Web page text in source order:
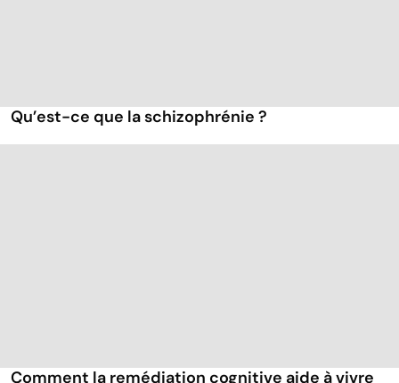
Qu’est-ce que la schizophrénie ?
Comment la remédiation cognitive aide à vivre